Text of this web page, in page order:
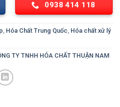
0938 414 118
Hóa Chất Trung Quốc Hóa chất xử lý
TY TNHH HÓA CHẤT THUẬN NAM